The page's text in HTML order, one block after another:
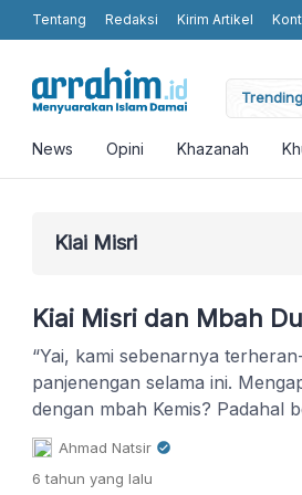
Tentang Redaksi Kirim Artikel
Values without Religious Attributes in
News Opini Khazanah
Kiai Misri
Kiai Misri dan Mbah
“Yai, kami sebenarnya
panjenengan selama ini.
dengan mbah Kemis? Padahal
Bukankah pergi ke dukun
terpuji?”
Ahmad Natsir
6 tahun yang lalu